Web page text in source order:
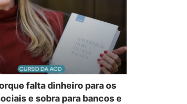
falta dinheiro para os
e sobra para bancos e